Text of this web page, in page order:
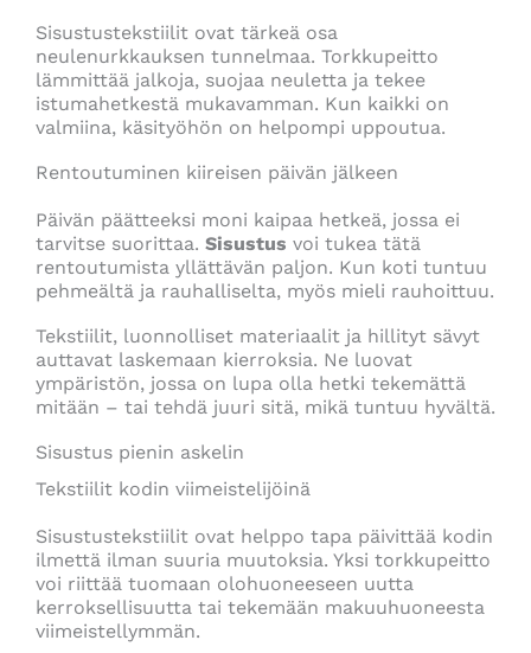
Sisustustekstiilit ovat tärkeä osa
neulenurkkauksen tunnelmaa. Torkkupeitto
lämmittää jalkoja, suojaa neuletta ja tekee
istumahetkestä mukavamman. Kun kaikki on
valmiina, käsityöhön on helpompi uppoutua.
Rentoutuminen kiireisen päivän jälkeen
Päivän päätteeksi moni kaipaa hetkeä, jossa ei
tarvitse suorittaa. Sisustus voi tukea tätä
rentoutumista yllättävän paljon. Kun koti tuntuu
pehmeältä ja rauhalliselta, myös mieli rauhoittuu.
Tekstiilit, luonnolliset materiaalit ja hillityt sävyt
auttavat laskemaan kierroksia. Ne luovat
ympäristön, jossa on lupa olla hetki tekemättä
mitään – tai tehdä juuri sitä, mikä tuntuu hyvältä.
Sisustus pienin askelin
Tekstiilit kodin viimeistelijöinä
Sisustustekstiilit ovat helppo tapa päivittää kodin
ilmettä ilman suuria muutoksia. Yksi torkkupeitto
voi riittää tuomaan olohuoneeseen uutta
kerroksellisuutta tai tekemään makuuhuoneesta
viimeistellymmän.